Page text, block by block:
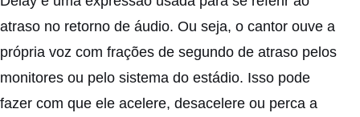
atraso no retorno de áudio. Ou seja, o cantor ouve a
própria voz com frações de segundo de atraso pelos
monitores ou pelo sistema do estádio. Isso pode
fazer com que ele acelere, desacelere ou perca a